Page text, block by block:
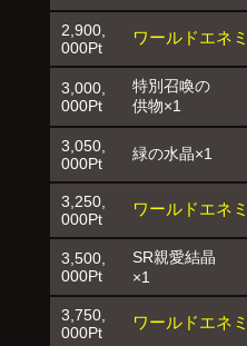
2,900,
000Pt
ワールドエネ
3,000,
000Pt
特別召喚の
供物×1
3,050,
000Pt
緑の水晶×1
3,250,
000Pt
ワールドエネ
3,500,
000Pt
SR親愛結晶
×1
3,750,
000Pt
ワールドエネ